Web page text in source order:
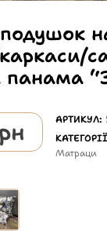
АРТИКУЛ:
Матраци